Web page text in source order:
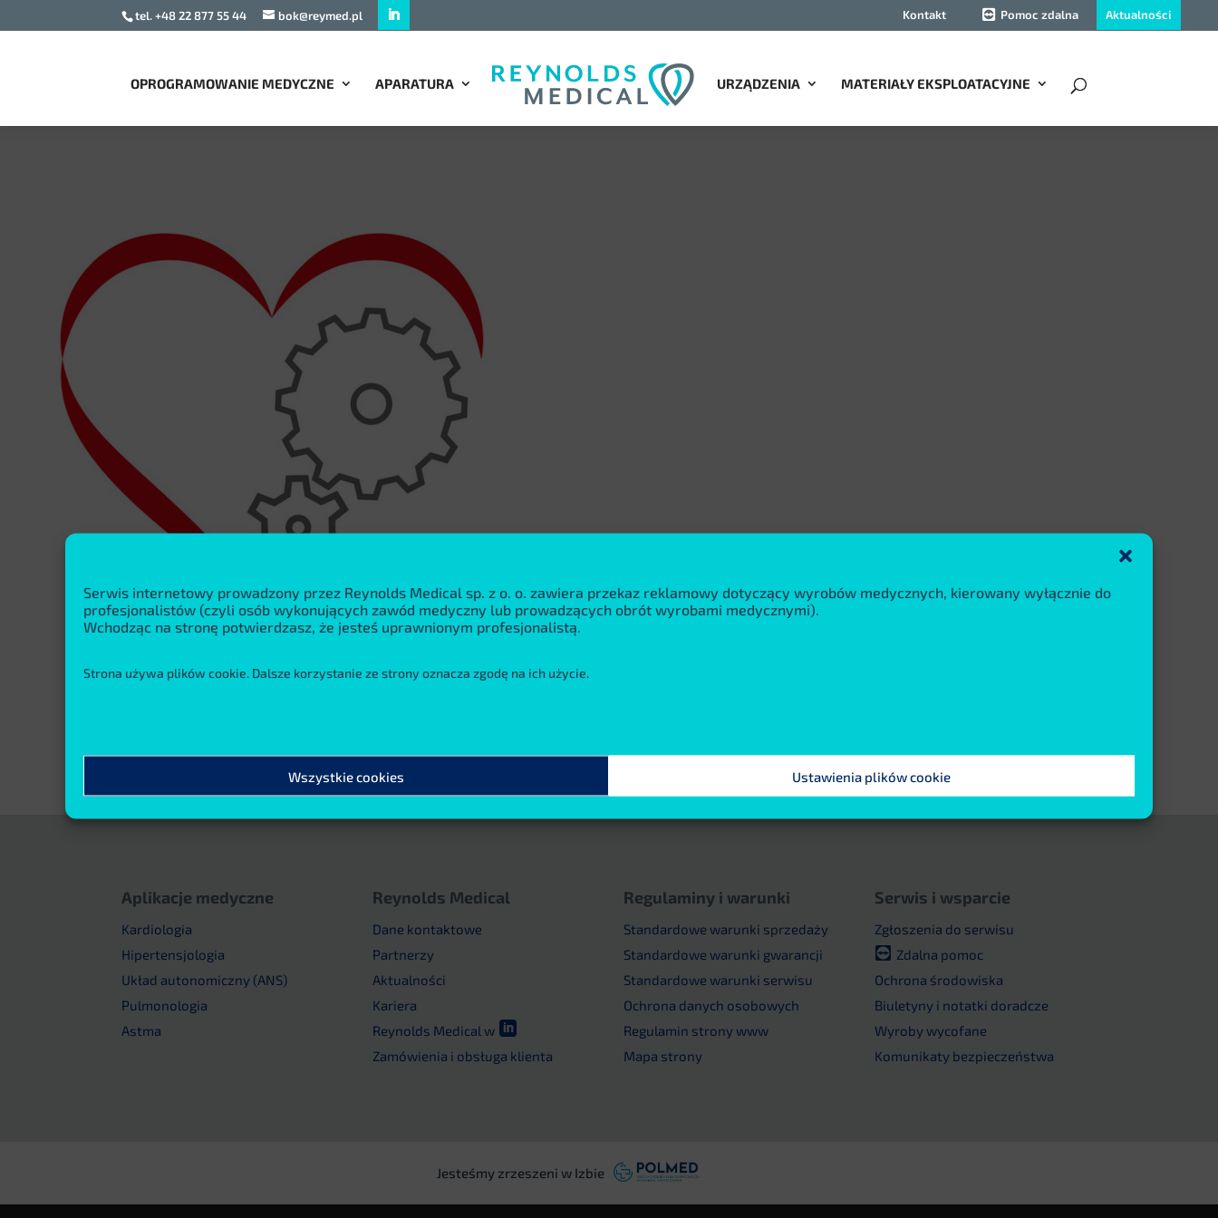
Serwis internetowy prowadzony przez Reynolds Medical sp. z o. o. zawiera przekaz reklamowy dotyczący wyrobów medycznych, kierowany wyłącznie do
profesjonalistów (czyli osób wykonujących zawód medyczny lub prowadzących obrót wyrobami medycznymi).
Wchodząc na stronę potwierdzasz, że jesteś uprawnionym profesjonalistą.
Strona używa plików cookie. Dalsze korzystanie ze strony oznacza zgodę na ich użycie.
Wszystkie cookies Ustawienia plików cookie
tel. +48 22 877 55 44 bok@reymed.pl Kontakt Pomoc zdalna Aktualności
OPROGRAMOWANIE MEDYCZNE APARATURA URZĄDZENIA MATERIAŁY EKSPLOATACYJNE
Aplikacje medyczne
Kardiologia
Hipertensjologia
Układ autonomiczny (ANS)
Pulmonologia
Astma
Reynolds Medical
Dane kontaktowe
Partnerzy
Aktualności
Kariera
Reynolds Medical w 
Zamówienia i obsługa klienta
Regulaminy i warunki
Standardowe warunki sprzedaży
Standardowe warunki gwarancji
Standardowe warunki serwisu
Ochrona danych osobowych
Regulamin strony www
Mapa strony
Serwis i wsparcie
Zgłoszenia do serwisu
Zdalna pomoc
Ochrona środowiska
Biuletyny i notatki doradcze
Wyroby wycofane
Komunikaty bezpieczeństwa
Jesteśmy zrzeszeni w Izbie